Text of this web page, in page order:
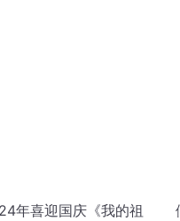
年喜迎国庆《我的祖